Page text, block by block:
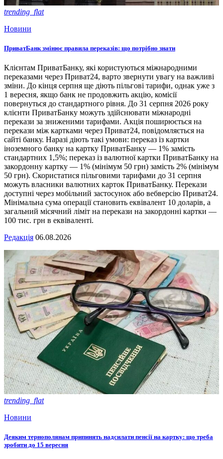
trending_flat
Новини
ПриватБанк змінює правила переказів: що потрібно знати
Клієнтам ПриватБанку, які користуються міжнародними
переказами через Приват24, варто звернути увагу на важливі
зміни. До кінця серпня ще діють пільгові тарифи, однак уже з
1 вересня, якщо банк не продовжить акцію, комісії
повернуться до стандартного рівня. До 31 серпня 2026 року
клієнти ПриватБанку можуть здійснювати міжнародні
перекази за зниженими тарифами. Акція поширюється на
перекази між картками через Приват24, повідомляється на
сайті банку. Наразі діють такі умови: переказ із картки
іноземного банку на картку ПриватБанку — 1% замість
стандартних 1,5%; переказ із валютної картки ПриватБанку на
закордонну картку — 1% (мінімум 50 грн) замість 2% (мінімум
50 грн). Скористатися пільговими тарифами до 31 серпня
можуть власники валютних карток ПриватБанку. Перекази
доступні через мобільний застосунок або вебверсію Приват24.
Мінімальна сума операції становить еквівалент 10 доларів, а
загальний місячний ліміт на перекази на закордонні картки —
100 тис. грн в еквіваленті.
Редакція 06.08.2026
trending_flat
Новини
Деяким тернополянам припинять надсилати пенсії на картку: що треба
зробити до 15 вересня